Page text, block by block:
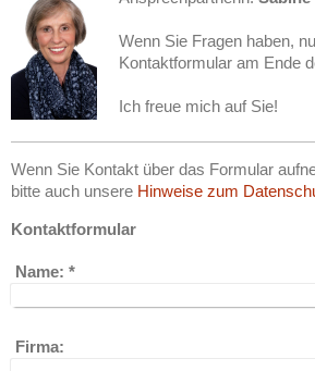
Wenn Sie Fragen haben,
Kontaktformular am Ende
Ich freue mich auf Sie!
Wenn Sie Kontakt über das Formular
bitte auch unsere Hinweise zum
Kontaktformular
Name: *
Firma: